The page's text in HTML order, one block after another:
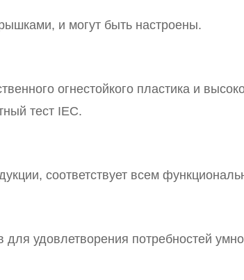
и могут быть настроены.
огнестойкого пластика и
тест IEC.
соответствует всем
удовлетворения потребностей